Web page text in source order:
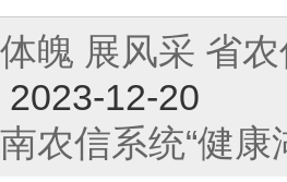
魄 展风采 省
2023-12-20
农信系统“健